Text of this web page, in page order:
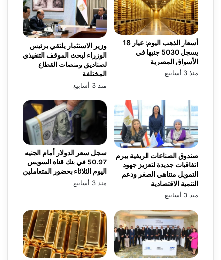
وزير الاستثمار يلتقي برئيس
الوزراء لبحث الموقف التنفيذي
لصناديق ومنصات القطاع
المختلفة
منذ 3 أسابيع
أسعار الذهب اليوم: عيار 18
يسجل 5030 جنيها في
الأسواق المصرية
منذ 3 أسابيع
سجل سعر الدولار أمام الجنيه
50.97 في بنك قناة السويس
اليوم الثلاثاء بحضور المتعاملين
منذ 3 أسابيع
صندوق الصناعات الريفية يبرم
اتفاقيات جديدة لتعزيز جهود
التمويل متناهي الصغر ودعم
التنمية الاقتصادية
منذ 3 أسابيع